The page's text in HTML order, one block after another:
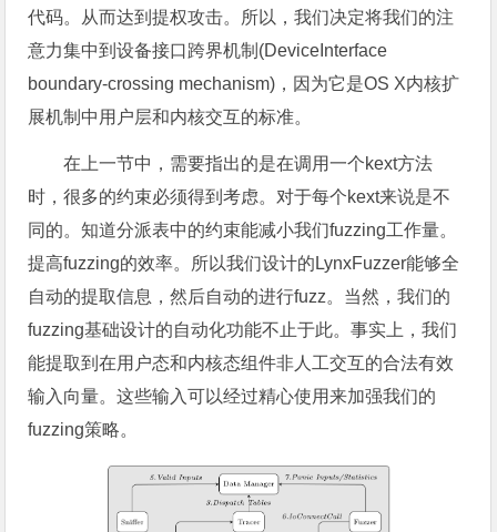
代码。从而达到提权攻击。所以，我们决定将我们的注
意力集中到设备接口跨界机制(DeviceInterface
boundary-crossing mechanism)，因为它是OS X内核扩
展机制中用户层和内核交互的标准。
在上一节中，需要指出的是在调用一个kext方法
时，很多的约束必须得到考虑。对于每个kext来说是不
同的。知道分派表中的约束能减小我们fuzzing工作量。
提高fuzzing的效率。所以我们设计的LynxFuzzer能够全
自动的提取信息，然后自动的进行fuzz。当然，我们的
fuzzing基础设计的自动化功能不止于此。事实上，我们
能提取到在用户态和内核态组件非人工交互的合法有效
输入向量。这些输入可以经过精心使用来加强我们的
fuzzing策略。